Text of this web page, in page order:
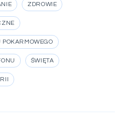
ZDROWIE
ŚWIĘTA